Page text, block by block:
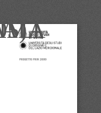
1605)